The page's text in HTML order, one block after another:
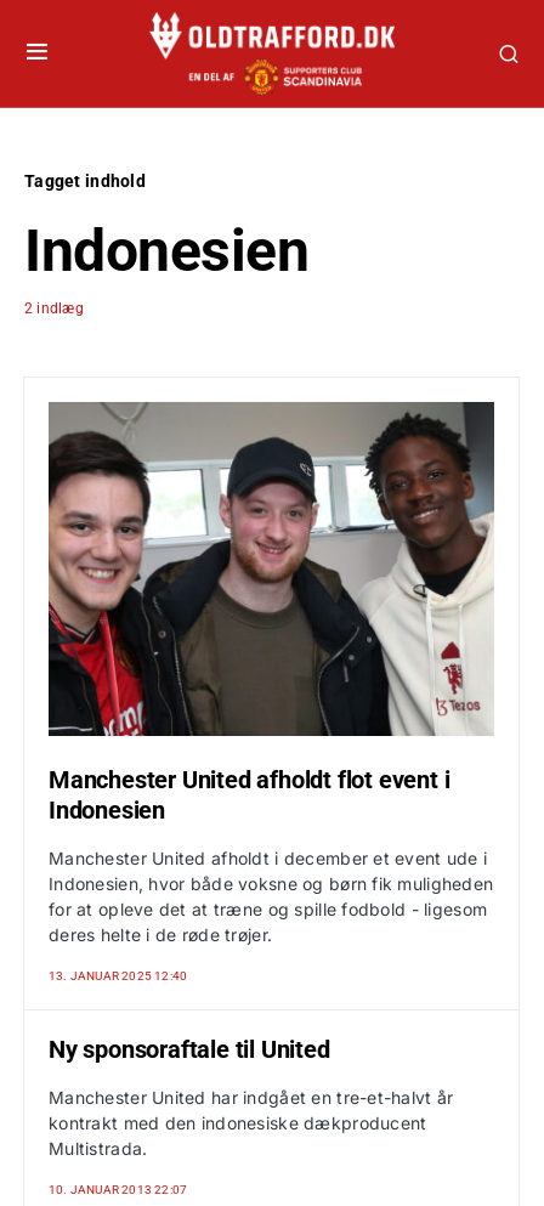
Tagget indhold
Indonesien
2 indlæg
Manchester United afholdt flot event i
Indonesien
Manchester United afholdt i december et event ude i
Indonesien, hvor både voksne og børn fik muligheden
for at opleve det at træne og spille fodbold - ligesom
deres helte i de røde trøjer.
13. JANUAR 2025 12:40
Ny sponsoraftale til United
Manchester United har indgået en tre-et-halvt år
kontrakt med den indonesiske dækproducent
Multistrada.
10. JANUAR 2013 22:07